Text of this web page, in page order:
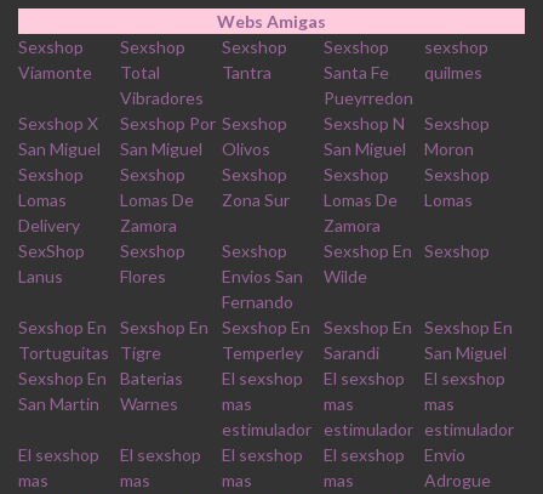
Webs Amigas
Sexshop
Viamonte
Sexshop
Total
Vibradores
Sexshop
Tantra
Sexshop
Santa Fe
Pueyrredon
sexshop
quilmes
Sexshop X
San Miguel
Sexshop Por
San Miguel
Sexshop
Olivos
Sexshop N
San Miguel
Sexshop
Moron
Sexshop
Lomas
Delivery
Sexshop
Lomas De
Zamora
Sexshop
Zona Sur
Sexshop
Lomas De
Zamora
Sexshop
Lomas
SexShop
Lanus
Sexshop
Flores
Sexshop
Envios San
Fernando
Sexshop En
Wilde
Sexshop
Sexshop En
Tortuguitas
Sexshop En
Tigre
Sexshop En
Temperley
Sexshop En
Sarandi
Sexshop En
San Miguel
Sexshop En
San Martin
Baterias
Warnes
El sexshop
mas
estimulador
El sexshop
mas
estimulador
El sexshop
mas
estimulador
El sexshop
mas
El sexshop
mas
El sexshop
mas
El sexshop
mas
Envio
Adrogue